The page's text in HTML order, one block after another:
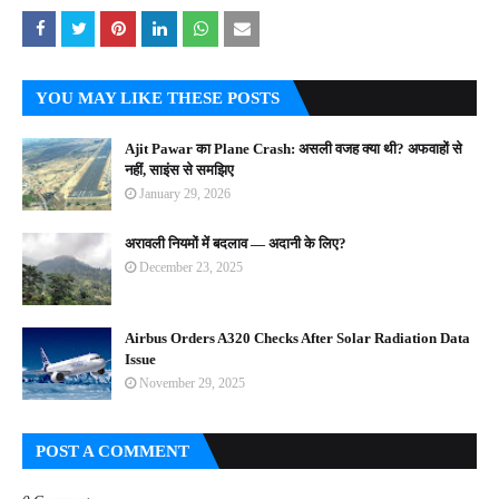
YOU MAY LIKE THESE POSTS
Ajit Pawar का Plane Crash: असली वजह क्या थी? अफवाहों से
नहीं, साइंस से समझिए
January 29, 2026
अरावली नियमों में बदलाव — अदानी के लिए?
December 23, 2025
Airbus Orders A320 Checks After Solar Radiation Data
Issue
November 29, 2025
POST A COMMENT